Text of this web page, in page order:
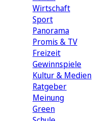
Wirtschaft
Sport
Panorama
Promis & TV
Freizeit
Gewinnspiele
Kultur & Medien
Ratgeber
Meinung
Green